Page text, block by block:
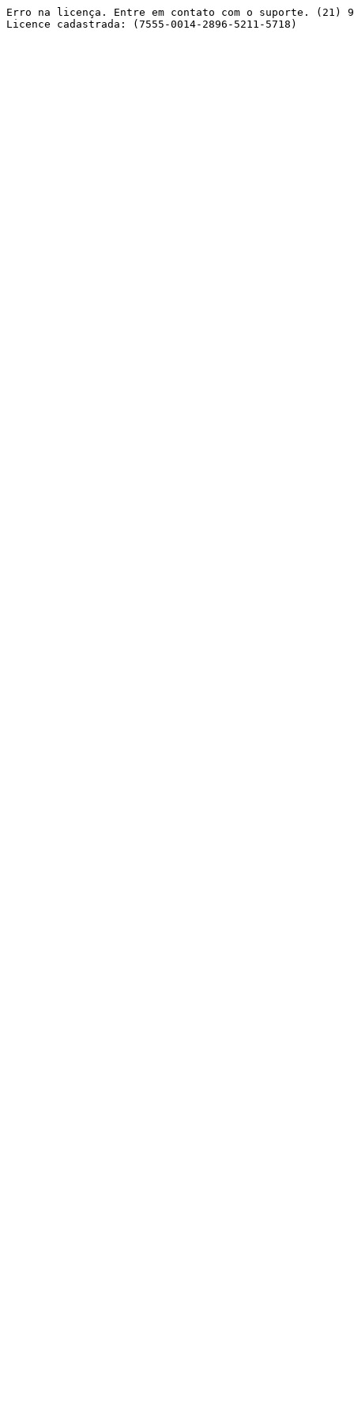
Erro na licença. Entre em contato com o suporte. (21)
Licence cadastrada: (7555-0014-2896-5211-5718)